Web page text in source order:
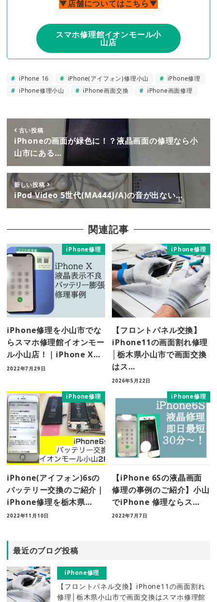
▼店舗についてはこちら▼
スマホ修理館イオンモール小
山店
iPhone 16 iPhone(アイフォン)修理小山
iPhone修理
iPhone修理小山
iPhone画面交換 iPhone画面修理
古い投稿
iPhoneの画面が緑色に！？液晶画面の修理なら小
山市にある…
新しい投稿
iPod Video 5世代(MA444J/A)の音が出ない…
関連記事
iPhone修理
iPhone修理を小山市でな
らスマホ修理館イオンモー
ル小山店！｜iPhone X…
2022年7月29日
iPhone修理
【フロントパネル交換】
iPhone11の画面割れ修理
│栃木県小山市で画面交換
はス…
2026年5月22日
iPhone修理
iPhone(アイフォン)6sの
バッテリー交換のご紹介｜
iPhone修理を栃木県…
2022年11月10日
iPhone修理
【iPhone 6Sの液晶画面
修理の事例のご紹介】小山
でiPhone 修理ならス…
2022年7月7日
最近のブログ投稿
iPhone修理
【フロントパネル交換】iPhone11の画面割れ
修理│栃木県小山市で画面交換はスマホ修理館